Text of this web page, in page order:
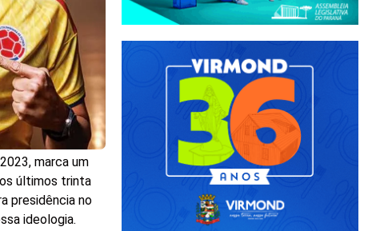
marca um
últimos trinta
presidência no
ideologia.